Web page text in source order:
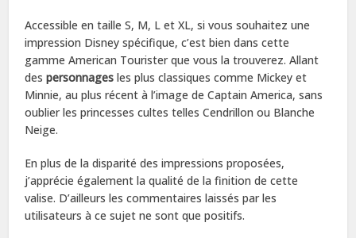
Accessible en taille S, M, L et XL, si vous souhaitez une
impression Disney spécifique, c’est bien dans cette
gamme American Tourister que vous la trouverez. Allant
despersonnages les plus classiques comme Mickey et
Minnie, au plus récent à l’image de Captain America, sans
oublier les princesses cultes telles Cendrillon ou Blanche
Neige.
En plus de la disparité des impressions proposées,
j’apprécie également la qualité de la finition de cette
valise. D’ailleurs les commentaires laissés par les
utilisateurs à ce sujet ne sont que positifs.